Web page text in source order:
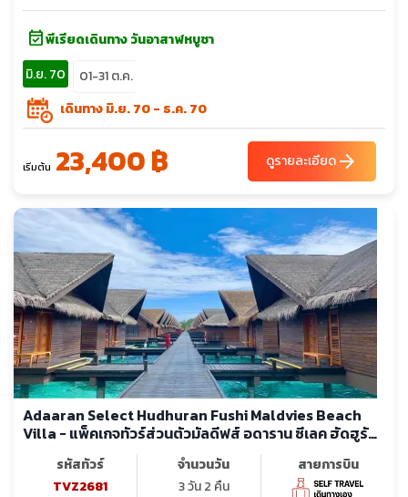
event_availableพีเรียดเดินทาง วันอาสาฬหบูชา
มิ.ย. 70
01-31 ต.ค.
เดินทาง มิ.ย. 70 - ธ.ค. 70
เริ่มต้น 23,400 ฿ ดูรายละเอียดarrow_forward
Adaaran Select Hudhuran Fushi Maldvies Beach
Villa - แพ็คเกจทัวร์ส่วนตัวมัลดีฟส์ อดาราน ซีเลค ฮัดฮูรัน
รหัสทัวร์
TVZ2681
จำนวนวัน
3 วัน 2 คืน
สายการบิน